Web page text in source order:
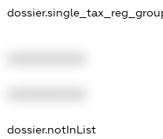
dossier.notInList